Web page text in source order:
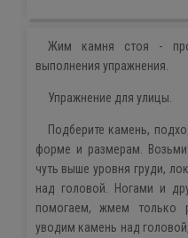
Жим камня стоя -
выполнения упражнения.
Упражнение для улицы.
Подберите камень,
форме и размерам.
чуть выше уровня груди,
над головой. Ногами и
помогаем, жмем только
уводим камень над